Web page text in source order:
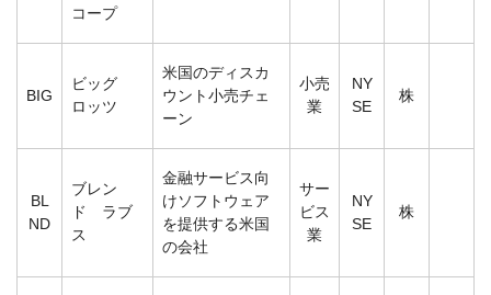
コープ
BIG
ビッグ
ロッツ
米国のディスカ
ウント小売チェ
ーン
小売
業
NY
SE
株
BL
ND
ブレン
ド ラブ
ス
金融サービス向
けソフトウェア
を提供する米国
の会社
サー
ビス
業
NY
SE
株